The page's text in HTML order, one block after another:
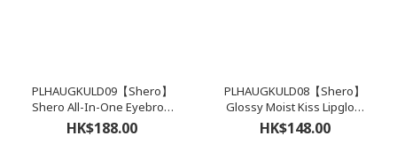
PLHAUGKULD09【Shero】
Shero All-In-One Eyebrow
Powder眼影粉 $188
HK$188.00
PLHAUGKULD08【Shero】
Glossy Moist Kiss Lipglow
唇膏 (Colour: 01/02/03)
$148 ; 2件套裝$258(平均1件
HK$148.00